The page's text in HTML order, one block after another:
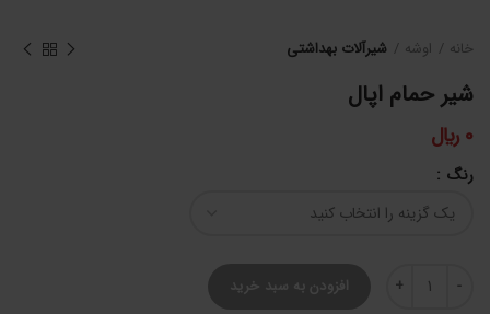
خانه اوشه شیرآلات بهداشتی
شیر حمام اپال
0 ﷼
رنگ
شیر حمام اپال عدد افزودن به سبد خرید